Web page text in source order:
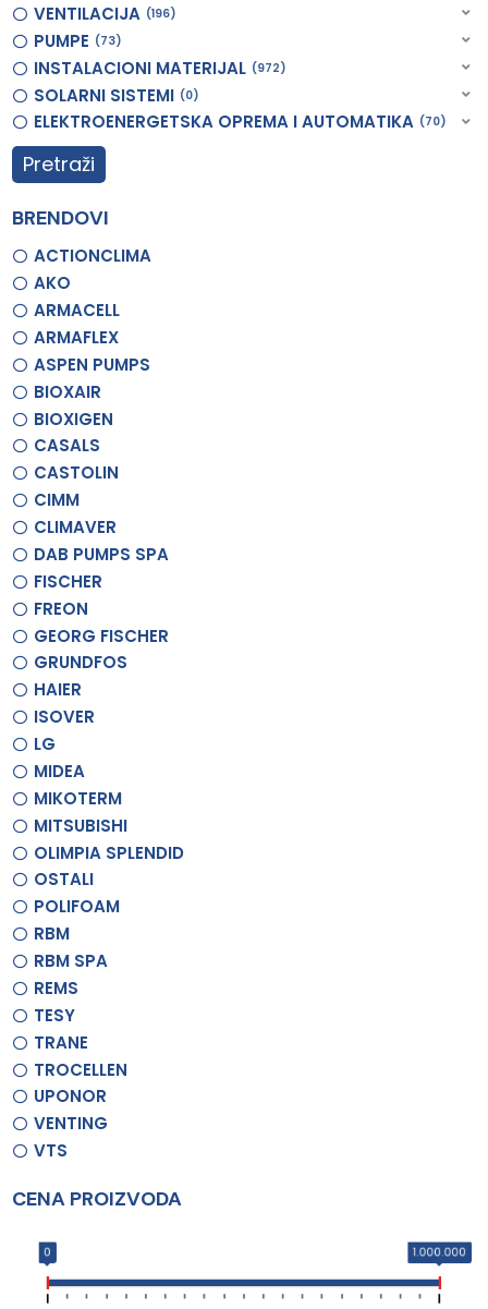
VENTILACIJA 196
PUMPE 73
INSTALACIONI MATERIJAL 972
SOLARNI SISTEMI 0
ELEKTROENERGETSKA OPREMA I AUTOMATIKA 70
Pretraži
BRENDOVI
ACTIONCLIMA
AKO
ARMACELL
ARMAFLEX
ASPEN PUMPS
BIOXAIR
BIOXIGEN
CASALS
CASTOLIN
CIMM
CLIMAVER
DAB PUMPS SPA
FISCHER
FREON
GEORG FISCHER
GRUNDFOS
HAIER
ISOVER
LG
MIDEA
MIKOTERM
MITSUBISHI
OLIMPIA SPLENDID
OSTALI
POLIFOAM
RBM
RBM SPA
REMS
TESY
TRANE
TROCELLEN
UPONOR
VENTING
VTS
CENA PROIZVODA
0 1.000.000